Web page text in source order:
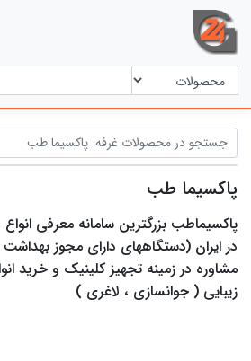
پاکسیما طب
پاکسیماطب بزرگترین سامانه معرفی
در ایران (دستگاههای دارای مجوز
مشاوره در زمینه تجهیز کلینیک و خرید
زیبایی ( جوانسازی ، لاغری )